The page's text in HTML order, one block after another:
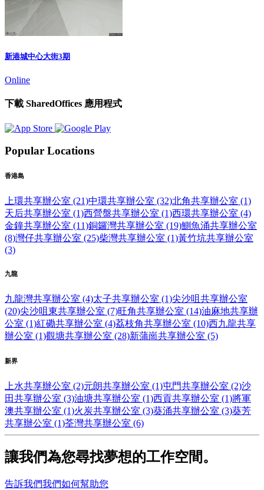
新港城中心大街3期
Online
下載 SharedOffices 應用程式
Popular Locations
香港島
上環共享辦公室 (21)中環共享辦公室 (32)北角共享辦公室 (1)
天后共享辦公室 (1)西營盤共享辦公室 (1)西環共享辦公室 (4)
金鐘共享辦公室 (11)銅鑼灣共享辦公室 (19)鰂魚涌共享辦公室
(8)灣仔共享辦公室 (25)柴灣共享辦公室 (1)黃竹坑共享辦公室
(3)
九龍
九龍灣共享辦公室 (4)太子共享辦公室 (1)尖沙咀共享辦公室
(20)尖沙咀東共享辦公室 (7)旺角共享辦公室 (14)油麻地共享辦
公室 (1)紅磡共享辦公室 (4)荔枝角共享辦公室 (10)西九龍共享
辦公室 (1)觀塘共享辦公室 (28)新蒲崗共享辦公室 (5)
新界
上水共享辦公室 (2)元朗共享辦公室 (1)屯門共享辦公室 (2)沙
田共享辦公室 (3)油塘共享辦公室 (1)西貢共享辦公室 (1)將軍
澳共享辦公室 (1)火炭共享辦公室 (3)葵涌共享辦公室 (3)葵芳
共享辦公室 (1)荃灣共享辦公室 (6)
讓我們為您尋找夢想的工作空間。
告訴我們我們如何幫助您